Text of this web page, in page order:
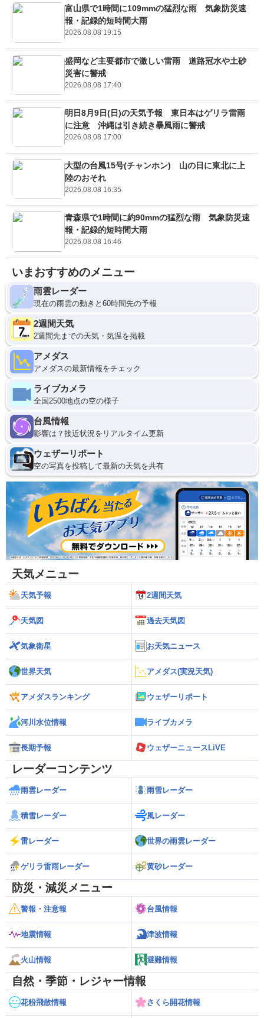
富山県で1時間に109mmの猛烈な雨 気象防災速
報・記録的短時間大雨
2026.08.08 19:15
盛岡など主要都市で激しい雷雨 道路冠水や土砂
災害に警戒
2026.08.08 17:40
明日8月9日(日)の天気予報 東日本はゲリラ雷雨
に注意 沖縄は引き続き暴風雨に警戒
2026.08.08 17:00
大型の台風15号(チャンホン) 山の日に東北に上
陸のおそれ
2026.08.08 16:35
青森県で1時間に約90mmの猛烈な雨 気象防災速
報・記録的短時間大雨
2026.08.08 16:46
いまおすすめのメニュー
雨雲レーダー
現在の雨雲の動きと60時間先の予報
2週間天気
2週間先までの天気・気温を掲載
アメダス
アメダスの最新情報をチェック
ライブカメラ
全国2500地点の空の様子
台風情報
影響は？接近状況をリアルタイム更新
ウェザーリポート
空の写真を投稿して最新の天気を共有
天気メニュー
天気予報 2週間天気
天気図 過去天気図
気象衛星 お天気ニュース
世界天気 アメダス(実況天気)
アメダスランキング ウェザーリポート
河川水位情報 ライブカメラ
長期予報 ウェザーニュースLiVE
レーダーコンテンツ
雨雲レーダー 雨雪レーダー
積雪レーダー 風レーダー
雷レーダー 世界の雨雲レーダー
ゲリラ雷雨レーダー 黄砂レーダー
防災・減災メニュー
警報・注意報 台風情報
地震情報 津波情報
火山情報 避難情報
自然・季節・レジャー情報
花粉飛散情報 さくら開花情報